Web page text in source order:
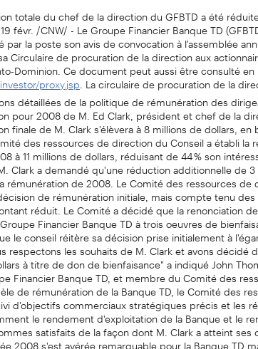
totale du chef de la direction du GFBTD a été
févr. /CNW/ - Le Groupe Financier Banque TD
par la poste son avis de convocation à l'assemblée
Circulaire de procuration de la direction aux
Dominion. Ce document peut aussi être consulté
proxy.jsp. La circulaire de procuration de la
détaillées de la politique de rémunération des
pour 2008 de M. Ed Clark, président et chef de la
finale de M. Clark s'élèvera à 8 millions de dollars, en
des ressources de direction du Conseil a établi la
à 11 millions de dollars, réduisant de 44 % son
Clark a demandé qu'une réduction additionnelle de
rémunération de 2008. Le Comité des ressources
de rémunération initiale, mais compte tenu
réduit. Le Comité a décidé que la renonciation
Financier Banque TD à trois oeuvres de
le conseil réitère sa décision prise initialement à
respectons les souhaits de M. Clark et avons décidé
à titre de don de bienfaisance" a indiqué John
Financier Banque TD, et membre du Comité des
de rémunération de la Banque TD, le Comité des
d'objectifs commerciaux stratégiques précis et les
le rendement d'exploitation de la Banque et le
satisfaits de la façon dont M. Clark a atteint
2008 s'est avérée remarquable pour la Banque TD